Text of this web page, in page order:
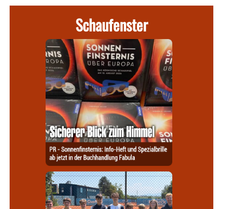
Schaufenster